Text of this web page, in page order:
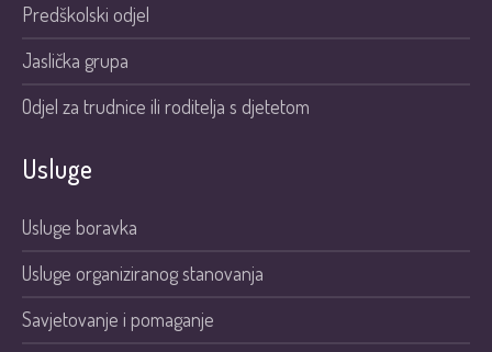
Predškolski odjel
Jaslička grupa
Odjel za trudnice ili roditelja s djetetom
Usluge
Usluge boravka
Usluge organiziranog stanovanja
Savjetovanje i pomaganje